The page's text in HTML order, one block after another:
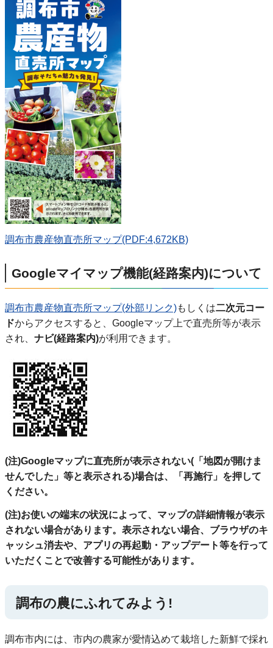
調布市農産物直売所マップ(PDF:4,672KB)
Googleマイマップ機能(経路案内)について
調布市農産物直売所マップ(外部リンク)もしくは二次元コー
ドからアクセスすると、Googleマップ上で直売所等が表示
され、 ナビ(経路案内)が利用できます。
(注)Googleマップに直売所が表示されない(「地図が開けま
せんでした」等と表示される)場合は、「再施行」を押して
ください。
(注)お使いの端末の状況によって、マップの詳細情報が表示
されない場合があります。表示されない場合、ブラウザのキ
ャッシュ消去や、アプリの再起動・アップデート等を行って
いただくことで改善する可能性があります。
調布の農にふれてみよう!
調布市内には、市内の農家が愛情込めて栽培した新鮮で採れ